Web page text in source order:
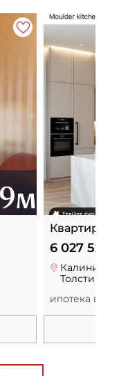
Квартира,
6 027 520
ипотека